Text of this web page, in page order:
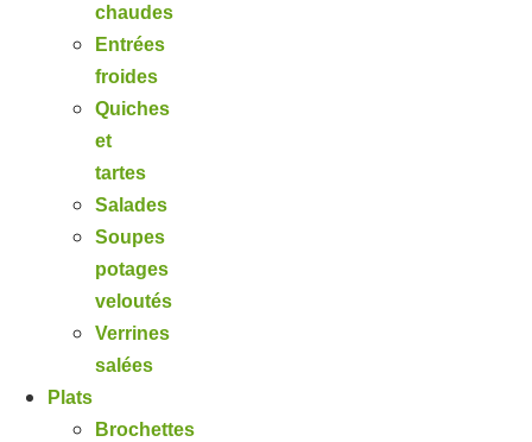
chaudes
Entrées
froides
Quiches
et
tartes
Salades
Soupes
potages
veloutés
Verrines
salées
Plats
Brochettes